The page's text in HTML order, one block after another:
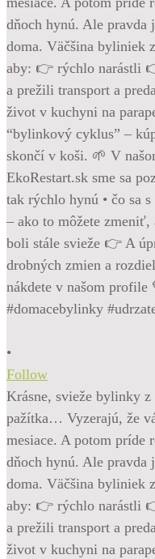
•
Follow
Krásne, svieže bylinky z
pažítka… Vyzerajú, že
mesiace. A potom príde
dňoch hynú. Ale pravda
doma. Väčšina byliniek
aby: 👉 rýchlo narástli
a prežili transport a
život v kuchyni na